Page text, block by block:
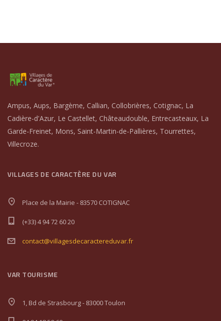
Ampus, Aups, Bargème, Callian, Collobrières, Cotignac, La
Cadière-d'Azur, Le Castellet, Châteaudouble, Entrecasteaux, La
Garde-Freinet, Mons, Saint-Martin-de-Pallières, Tourrettes,
Villecroze.
VILLAGES DE CARACTÈRE DU VAR
Place de la Mairie - 83570 COTIGNAC
(+33) 4 94 72 60 20
contact@villagesdecaractereduvar.fr
VAR TOURISME
1, Bd de Strasbourg - 83000 Toulon